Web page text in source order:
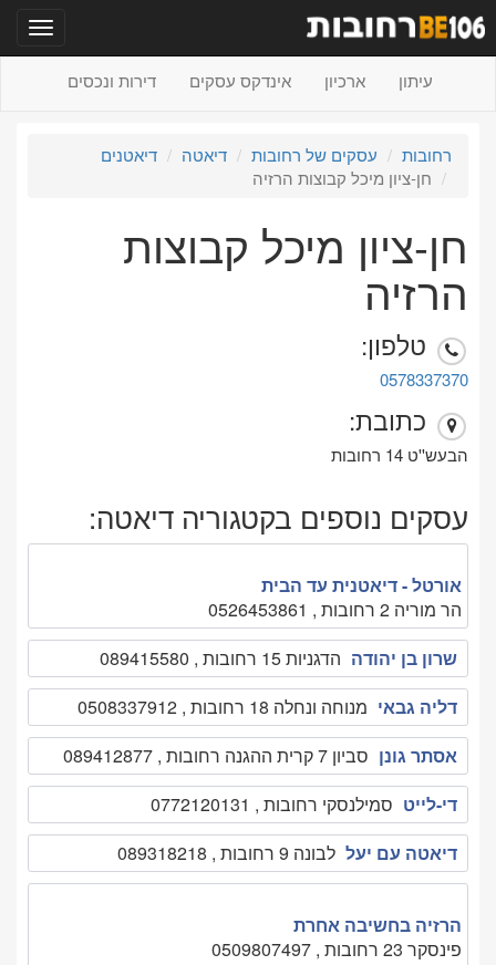
עיתון ארכיון אינדקס עסקים דירות ונכסים
רחובות עסקים של רחובות דיאטה
דיאטנים
חן-ציון מיכל קבוצות הרזיה
חן-ציון מיכל קבוצות
הרזיה
טלפון:
0578337370
כתובת:
הבעש''ט 14 רחובות
עסקים נוספים בקטגוריה דיאטה:
אורטל - דיאטנית עד הבית
הר מוריה 2 רחובות , 0526453861
שרון בן יהודה הדגניות 15 רחובות , 089415580
דליה גבאי מנוחה ונחלה 18 רחובות , 0508337912
אסתר גונן סביון 7 קרית ההגנה רחובות , 089412877
די-לייט סמילנסקי רחובות , 0772120131
דיאטה עם יעל לבונה 9 רחובות , 089318218
הרזיה בחשיבה אחרת
פינסקר 23 רחובות , 0509807497